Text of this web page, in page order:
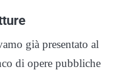
già presentato al
di opere pubbliche